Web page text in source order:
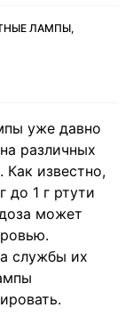
ЛАМПЫ,
уже давно
различных
известно,
до 1 г ртути
может
службы их